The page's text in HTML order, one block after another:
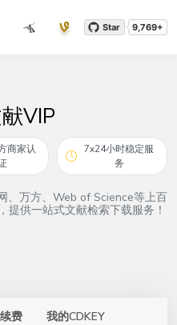
Star 9,769+
VIP
商家认
7x24小时稳定服
务
、万方、Web of Science等上百
提供一站式文献检索下载服务！
费 我的CDKEY